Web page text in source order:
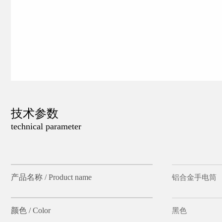
技术参数
technical parameter
产品名称 / Product name 铝合金手电筒
颜色 / Color 黑色